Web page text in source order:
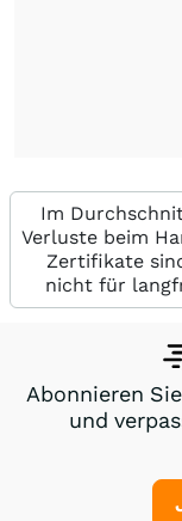
Im
Verluste beim
Zertifikate
nicht für
Abonnieren
und